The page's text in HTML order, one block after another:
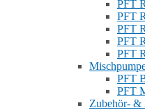
PFT
PFT
PFT
PFT
PFT
PFT
PFT
Zubehör- &